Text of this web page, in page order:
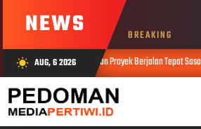
NEWS BREAKING
wb_sunny AUG, 6 2026
Banyudono Pastikan Proyek Berjalan Tepat Sasaran